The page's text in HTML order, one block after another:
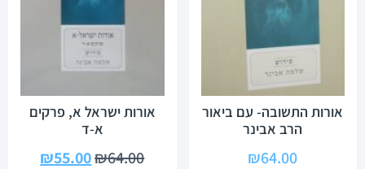
אורות התשובה- עם ביאור
הרב אבינר
₪64.00
אורות ישראל א, פרקים
א-ד
₪64.00
₪55.00